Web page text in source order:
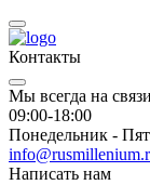
Контакты
Мы всегда на
09:00-18:00
Понедельник -
Написать нам